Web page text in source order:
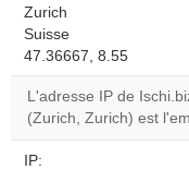
Zurich
Suisse
47.36667, 8.55
L'adresse IP de
(Zurich, Zurich) est
IP: